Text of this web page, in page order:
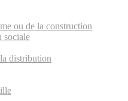
ou de la construction
sociale
distribution